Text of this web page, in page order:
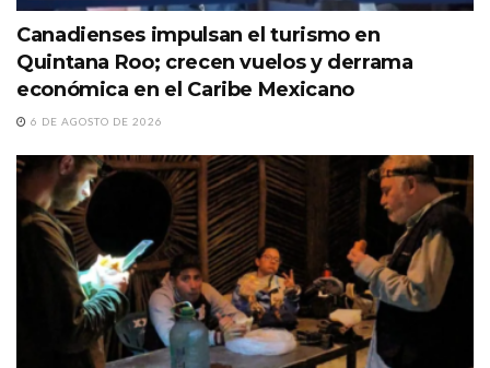
Canadienses impulsan el turismo en
Quintana Roo; crecen vuelos y derrama
económica en el Caribe Mexicano
6 DE AGOSTO DE 2026